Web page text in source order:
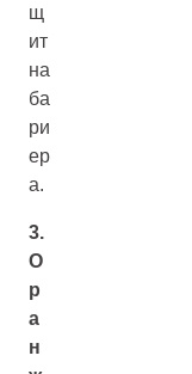
щ
ит
на
ба
ри
ер
а.
3.
О
р
а
н